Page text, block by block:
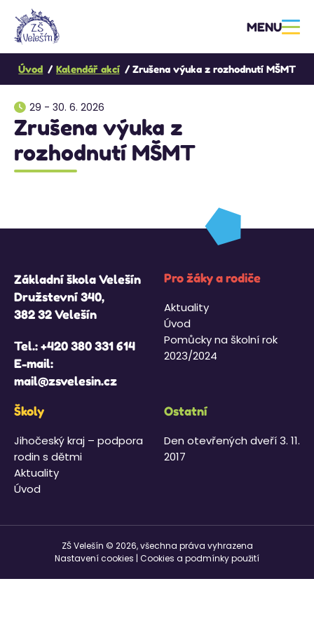
MENU
Úvod Kalendář akcí Zrušena výuka z rozhodnutí MŠMT
29 - 30. 6. 2026
Zrušena výuka z
rozhodnutí MŠMT
Základní škola Velešín
Družstevní 340,
382 32 Velešín
Tel.:+420 380 331 614
E-mail:
mail@zsvelesin.cz
Pro žáky a rodiče
Aktuality
Úvod
Pomůcky na školní rok
2023/2024
Školy
Jihočeský kraj – podpora
rodin s dětmi
Aktuality
Úvod
Ostatní
Den otevřených dveří 3. 11.
2017
ZŠ Velešín © 2026, všechna práva vyhrazena
Nastavení cookies Cookies a podmínky použití